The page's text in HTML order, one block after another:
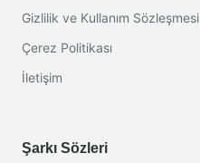
Gizlilik ve Kullanım Sözleşmesi
Çerez Politikası
İletişim
Şarkı Sözleri